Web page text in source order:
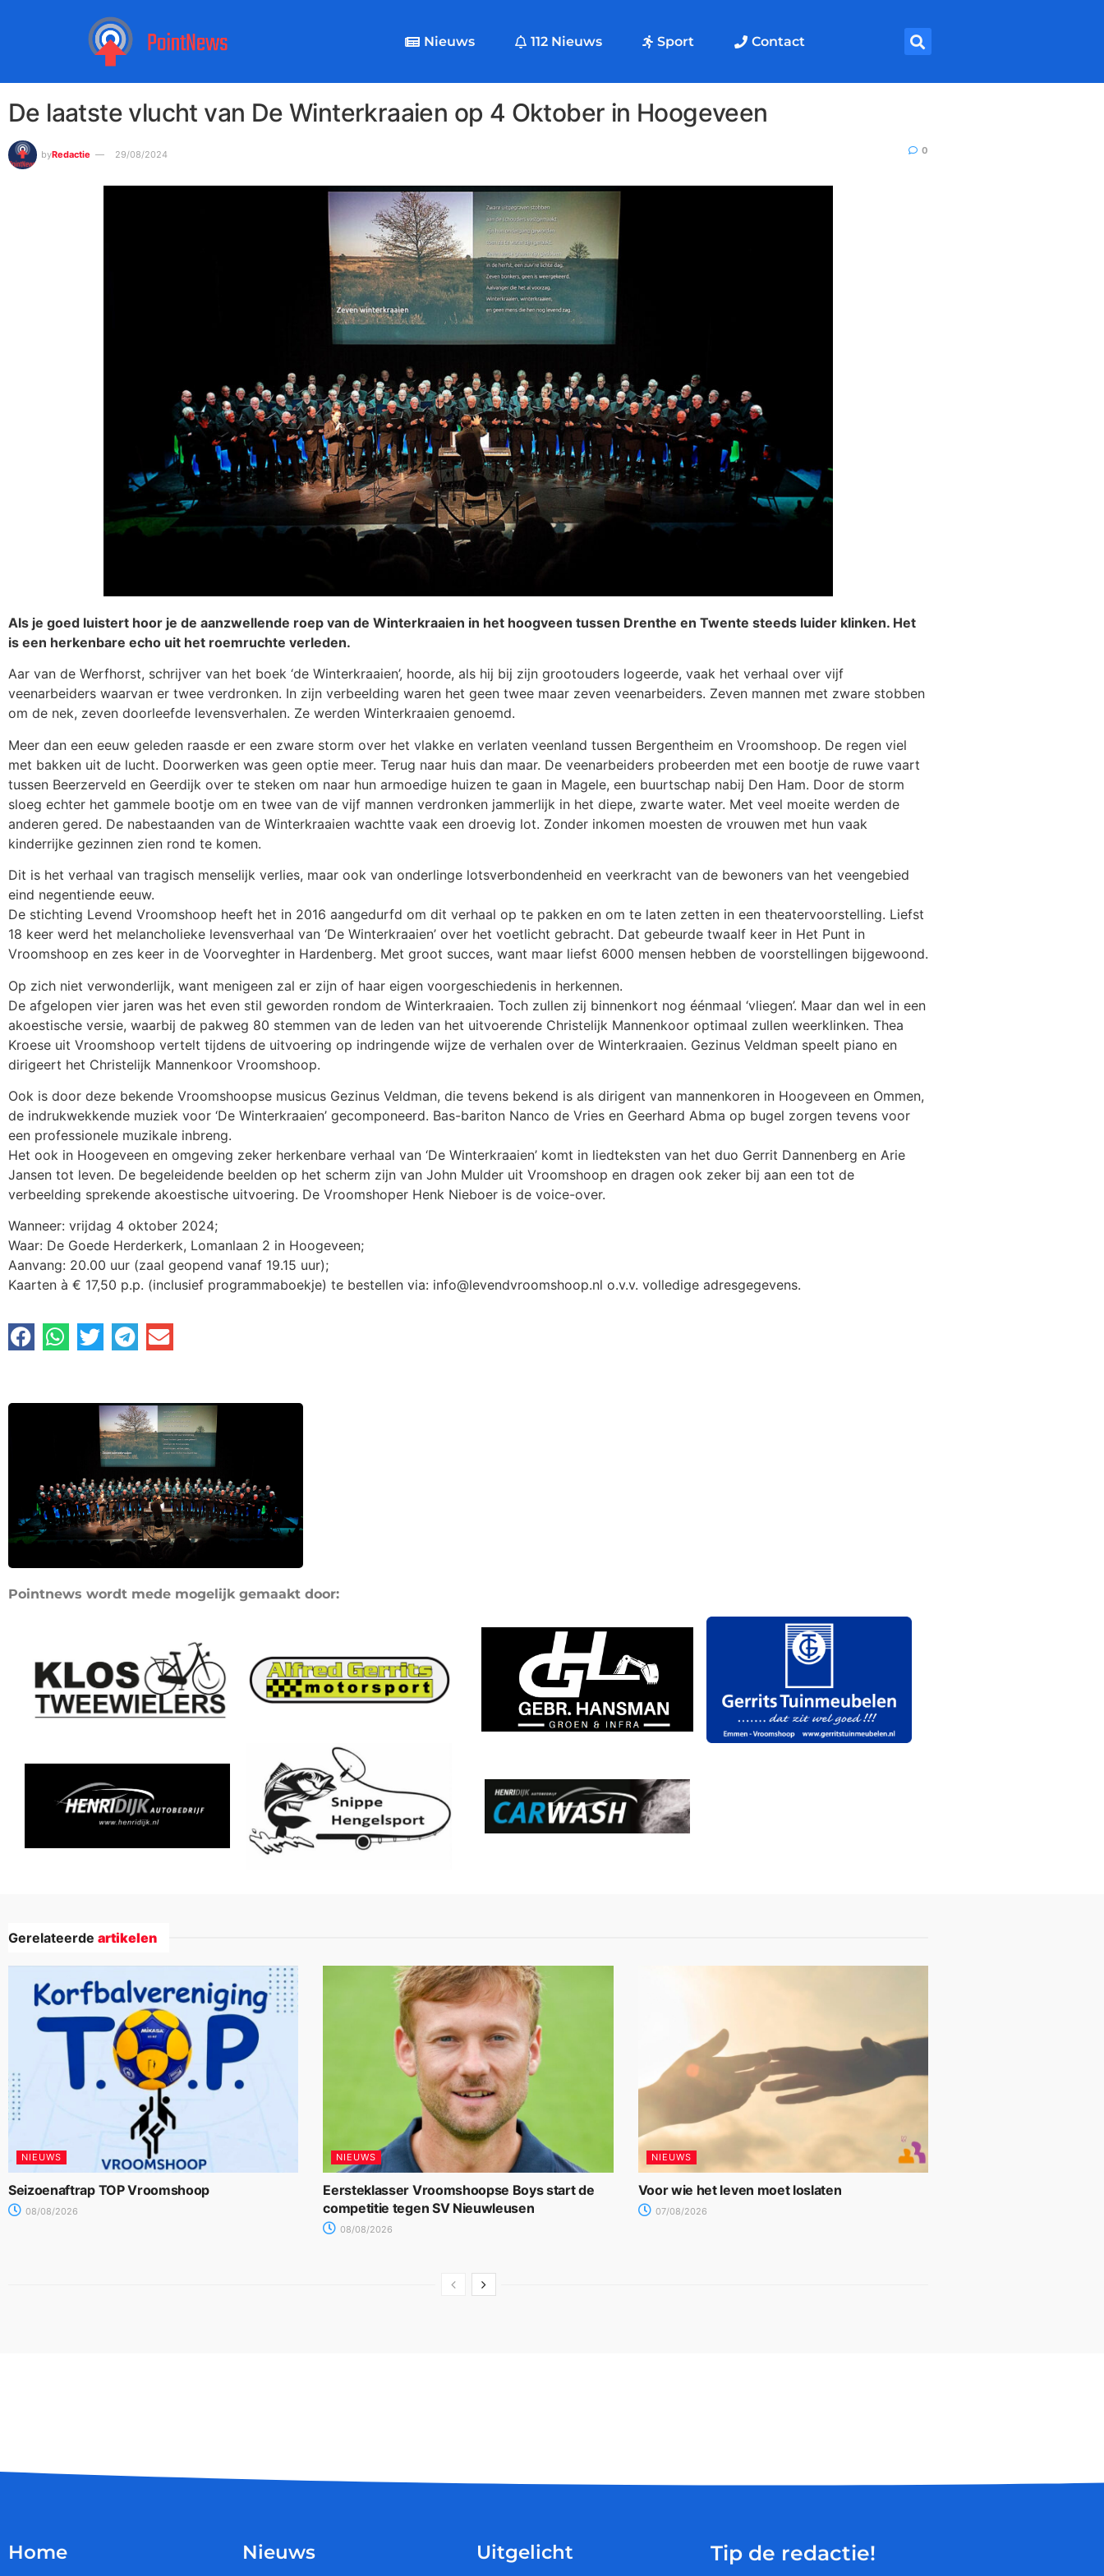
Nieuws 112 Nieuws Sport Contact
De laatste vlucht van De Winterkraaien op 4 Oktober in Hoogeveen
byRedactie 29/08/2024 0
Als je goed luistert hoor je de aanzwellende roep van de Winterkraaien in het hoogveen tussen Drenthe en Twente steeds luider klinken. Het
is een herkenbare echo uit het roemruchte verleden.
Aar van de Werfhorst, schrijver van het boek ‘de Winterkraaien’, hoorde, als hij bij zijn grootouders logeerde, vaak het verhaal over vijf
veenarbeiders waarvan er twee verdronken. In zijn verbeelding waren het geen twee maar zeven veenarbeiders. Zeven mannen met zware stobben
om de nek, zeven doorleefde levensverhalen. Ze werden Winterkraaien genoemd.
Meer dan een eeuw geleden raasde er een zware storm over het vlakke en verlaten veenland tussen Bergentheim en Vroomshoop. De regen viel
met bakken uit de lucht. Doorwerken was geen optie meer. Terug naar huis dan maar. De veenarbeiders probeerden met een bootje de ruwe vaart
tussen Beerzerveld en Geerdijk over te steken om naar hun armoedige huizen te gaan in Magele, een buurtschap nabij Den Ham. Door de storm
sloeg echter het gammele bootje om en twee van de vijf mannen verdronken jammerlijk in het diepe, zwarte water. Met veel moeite werden de
anderen gered. De nabestaanden van de Winterkraaien wachtte vaak een droevig lot. Zonder inkomen moesten de vrouwen met hun vaak
kinderrijke gezinnen zien rond te komen.
Dit is het verhaal van tragisch menselijk verlies, maar ook van onderlinge lotsverbondenheid en veerkracht van de bewoners van het veengebied
eind negentiende eeuw.
De stichting Levend Vroomshoop heeft het in 2016 aangedurfd om dit verhaal op te pakken en om te laten zetten in een theatervoorstelling. Liefst
18 keer werd het melancholieke levensverhaal van ‘De Winterkraaien’ over het voetlicht gebracht. Dat gebeurde twaalf keer in Het Punt in
Vroomshoop en zes keer in de Voorveghter in Hardenberg. Met groot succes, want maar liefst 6000 mensen hebben de voorstellingen bijgewoond.
Op zich niet verwonderlijk, want menigeen zal er zijn of haar eigen voorgeschiedenis in herkennen.
De afgelopen vier jaren was het even stil geworden rondom de Winterkraaien. Toch zullen zij binnenkort nog éénmaal ‘vliegen’. Maar dan wel in een
akoestische versie, waarbij de pakweg 80 stemmen van de leden van het uitvoerende Christelijk Mannenkoor optimaal zullen weerklinken. Thea
Kroese uit Vroomshoop vertelt tijdens de uitvoering op indringende wijze de verhalen over de Winterkraaien. Gezinus Veldman speelt piano en
dirigeert het Christelijk Mannenkoor Vroomshoop.
Ook is door deze bekende Vroomshoopse musicus Gezinus Veldman, die tevens bekend is als dirigent van mannenkoren in Hoogeveen en Ommen,
de indrukwekkende muziek voor ‘De Winterkraaien’ gecomponeerd. Bas-bariton Nanco de Vries en Geerhard Abma op bugel zorgen tevens voor
een professionele muzikale inbreng.
Het ook in Hoogeveen en omgeving zeker herkenbare verhaal van ‘De Winterkraaien’ komt in liedteksten van het duo Gerrit Dannenberg en Arie
Jansen tot leven. De begeleidende beelden op het scherm zijn van John Mulder uit Vroomshoop en dragen ook zeker bij aan een tot de
verbeelding sprekende akoestische uitvoering. De Vroomshoper Henk Nieboer is de voice-over.
Wanneer: vrijdag 4 oktober 2024;
Waar: De Goede Herderkerk, Lomanlaan 2 in Hoogeveen;
Aanvang: 20.00 uur (zaal geopend vanaf 19.15 uur);
Kaarten à € 17,50 p.p. (inclusief programmaboekje) te bestellen via: info@levendvroomshoop.nl o.v.v. volledige adresgegevens.
Pointnews wordt mede mogelijk gemaakt door:
Gerelateerde artikelen
NIEUWS
Seizoenaftrap TOP Vroomshoop
08/08/2026
NIEUWS
Eersteklasser Vroomshoopse Boys start de
competitie tegen SV Nieuwleusen
08/08/2026
NIEUWS
Voor wie het leven moet loslaten
07/08/2026
Home Nieuws Uitgelicht Tip de redactie!